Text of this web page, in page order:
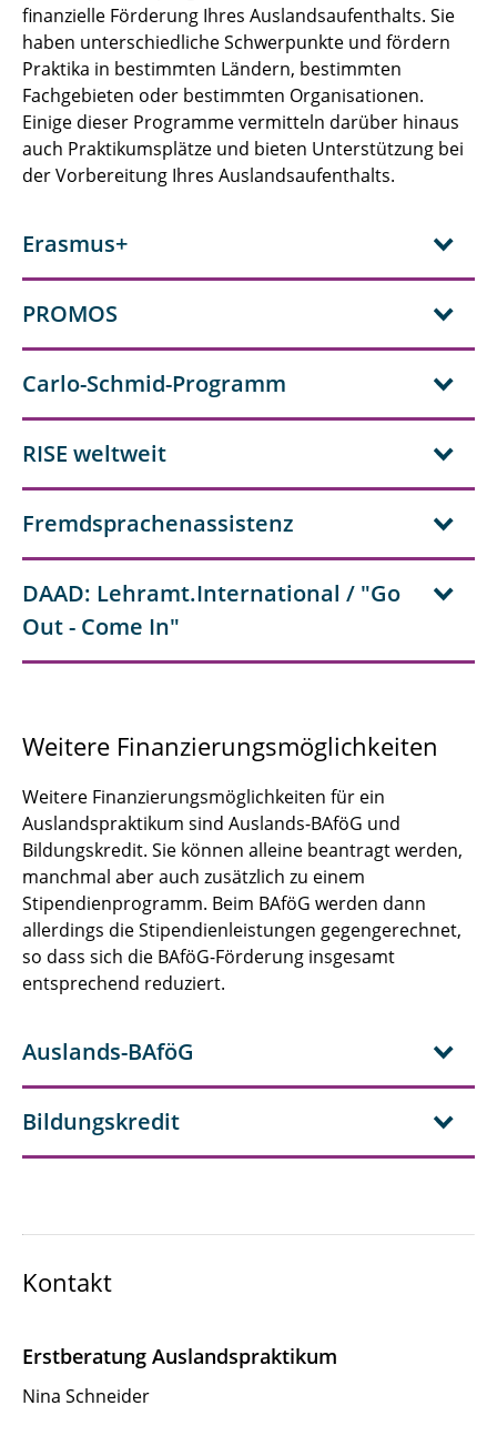
finanzielle Förderung Ihres Auslandsaufenthalts. Sie
haben unterschiedliche Schwerpunkte und fördern
Praktika in bestimmten Ländern, bestimmten
Fachgebieten oder bestimmten Organisationen.
Einige dieser Programme vermitteln darüber hinaus
auch Praktikumsplätze und bieten Unterstützung bei
der Vorbereitung Ihres Auslandsaufenthalts.
Erasmus+
PROMOS
Carlo-Schmid-Programm
RISE weltweit
Fremdsprachenassistenz
DAAD: Lehramt.International / "Go
Out - Come In"
Weitere Finanzierungsmöglichkeiten
Weitere Finanzierungsmöglichkeiten für ein
Auslandspraktikum sind Auslands-BAföG und
Bildungskredit. Sie können alleine beantragt werden,
manchmal aber auch zusätzlich zu einem
Stipendienprogramm. Beim BAföG werden dann
allerdings die Stipendienleistungen gegengerechnet,
so dass sich die BAföG-Förderung insgesamt
entsprechend reduziert.
Auslands-BAföG
Bildungskredit
Kontakt
Erstberatung Auslandspraktikum
Nina Schneider